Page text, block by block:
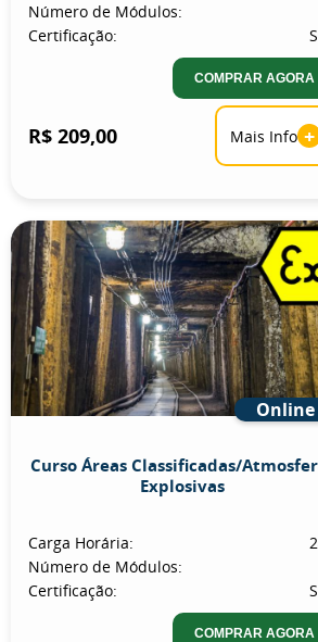
Número de Módulos:
Certificação:
COMPRAR AGORA
R$ 209,00 Mais Info +
Online
Curso Áreas Classificadas/
Explosivas
Carga Horária:
Número de Módulos:
Certificação:
COMPRAR AGORA